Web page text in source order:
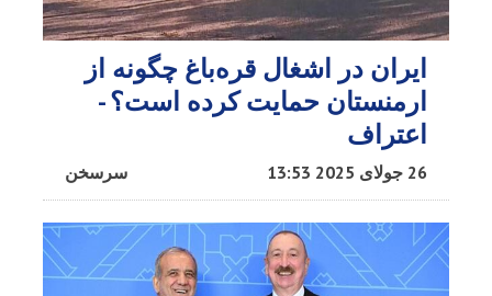
ایران در اشغال قره‌باغ چگونه از
ارمنستان حمایت کرده است؟ -
اعتراف
سرسخن 26 جولای 2025 13:53